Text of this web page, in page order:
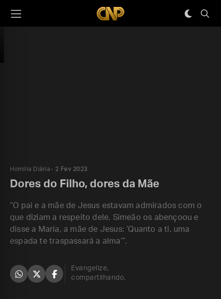
Homilia Diária 2 Fev 2023
Dores do Filho, dores da Mãe
“O pai e a mãe de Jesus estavam admirados com o
que diziam a respeito dele. Simeão os abençoou e
disse a Maria, a mãe de Jesus: ‘Quanto a ti, uma
espada te traspassará a alma’”.
Evangelize,
compartilhando.